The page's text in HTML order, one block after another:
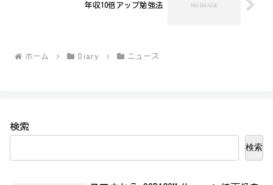
年収10倍アップ勉強法
ホーム Diary ニュース
検索
検索